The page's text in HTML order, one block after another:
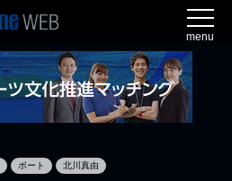
menu
ボート 北川真由